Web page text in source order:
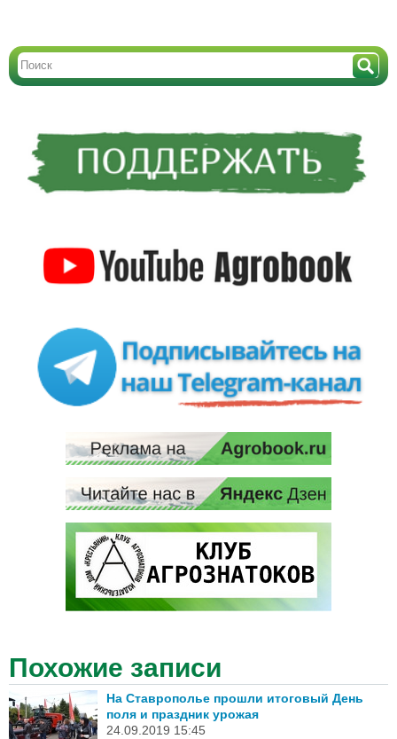
Похожие записи
На Ставрополье прошли итоговый День
поля и праздник урожая
24.09.2019 15:45